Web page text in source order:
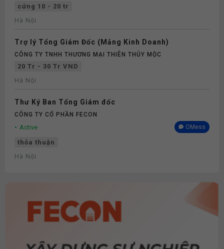
cứng 10 - 20 tr
Hà Nội
Trợ lý Tổng Giám Đốc (Mảng Kinh Doanh)
CÔNG TY TNHH THƯƠNG MẠI THIÊN THỦY MỘC
20 Tr - 30 Tr VND
Hà Nội
Thư Ký Ban Tổng Giám đốc
CÔNG TY CỔ PHẦN FECON
Active OMess
thỏa thuận
Hà Nội